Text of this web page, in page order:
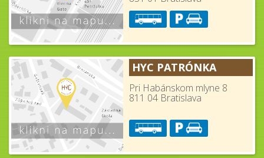
HYC PATRÓNKA
Pri Habánskom mlyne 8
811 04 Bratislava